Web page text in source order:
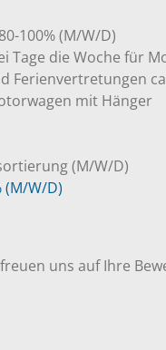
100% (M/W/D)
Tage die Woche für
Ferienvertretungen
mit Hänger
(M/W/D)
(M/W/D)
uns auf Ihre